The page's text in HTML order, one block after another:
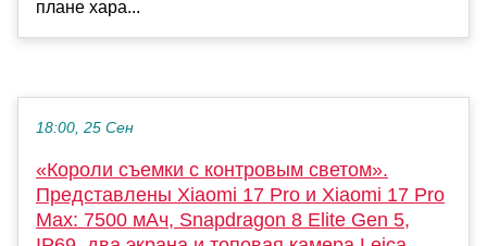
плане хара...
18:00, 25 Сен
«Короли съемки с контровым светом».
Представлены Xiaomi 17 Pro и Xiaomi 17 Pro
Max: 7500 мАч, Snapdragon 8 Elite Gen 5,